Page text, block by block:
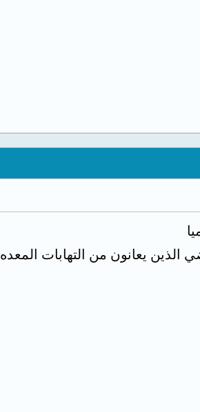
الذين يعانون من التهابات المعده